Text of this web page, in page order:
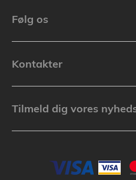
Følg os
Kontakter
Tilmeld dig vores